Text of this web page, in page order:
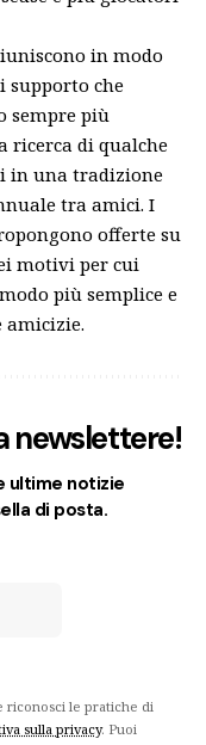
in modo
che
sempre più
ricerca di qualche
in una tradizione
tra amici. I
offerte su
motivi per cui
più semplice e
amicizie.
newslettere!
ultime notizie
di posta.
riconosci le pratiche di
sulla privacy. Puoi